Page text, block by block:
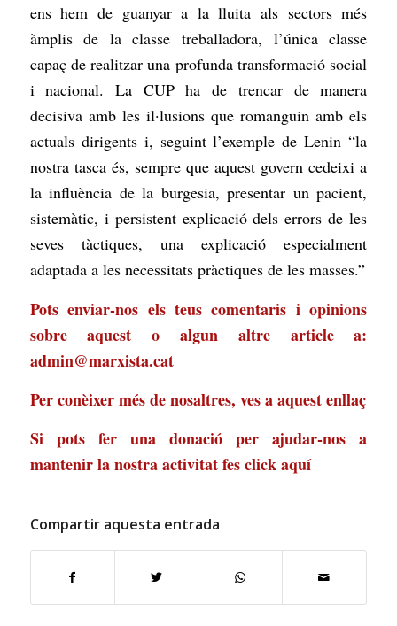
ens hem de guanyar a la lluita als sectors més
àmplis de la classe treballadora, l’única classe
capaç de realitzar una profunda transformació social
i nacional. La CUP ha de trencar de manera
decisiva amb les il·lusions que romanguin amb els
actuals dirigents i, seguint l’exemple de Lenin “la
nostra tasca és, sempre que aquest govern cedeixi a
la influència de la burgesia, presentar un pacient,
sistemàtic, i persistent explicació dels errors de les
seves tàctiques, una explicació especialment
adaptada a les necessitats pràctiques de les masses.”
Pots enviar-nos els teus comentaris i opinions
sobre aquest o algun altre article a:
admin@marxista.cat
Per conèixer més de nosaltres, ves aaquest enllaç
Si pots fer una donació per ajudar-nos a
mantenir la nostra activitatfes click aquí
Compartir aquesta entrada